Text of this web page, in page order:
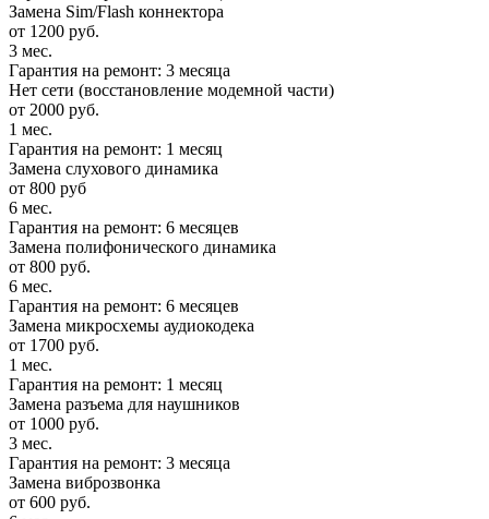
Замена Sim/Flash коннектора
от 1200 руб.
3 мес.
Гарантия на ремонт: 3 месяца
Нет сети (восстановление модемной части)
от 2000 руб.
1 мес.
Гарантия на ремонт: 1 месяц
Замена слухового динамика
от 800 руб
6 мес.
Гарантия на ремонт: 6 месяцев
Замена полифонического динамика
от 800 руб.
6 мес.
Гарантия на ремонт: 6 месяцев
Замена микросхемы аудиокодека
от 1700 руб.
1 мес.
Гарантия на ремонт: 1 месяц
Замена разъема для наушников
от 1000 руб.
3 мес.
Гарантия на ремонт: 3 месяца
Замена виброзвонка
от 600 руб.